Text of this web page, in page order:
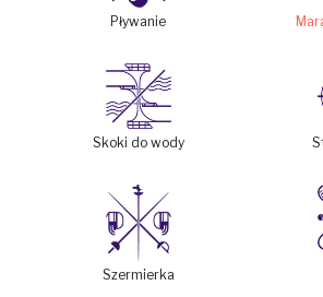
Pływanie
Skoki do wody
Szermierka